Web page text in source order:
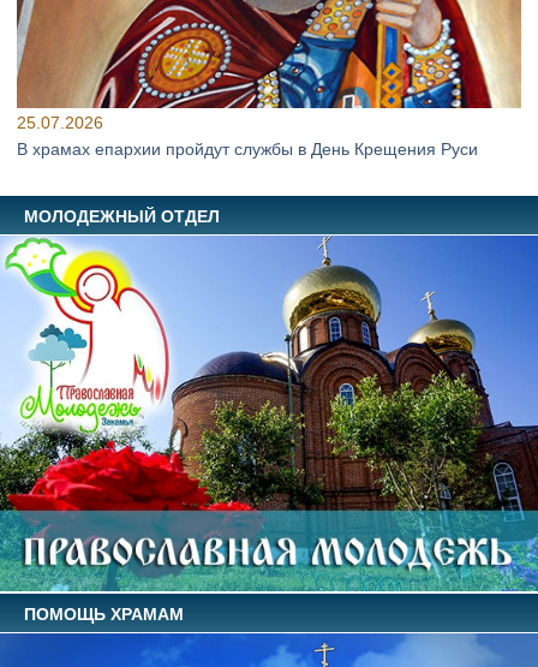
25.07.2026
В храмах епархии пройдут службы в День Крещения Руси
МОЛОДЕЖНЫЙ ОТДЕЛ
ПОМОЩЬ ХРАМАМ